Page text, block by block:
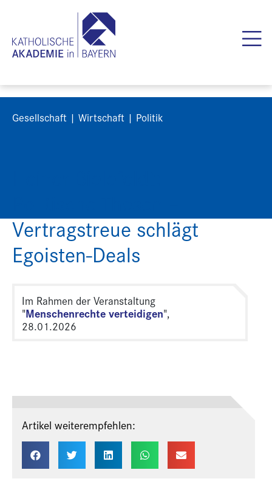
Gesellschaft | Wirtschaft | Politik
Vertragstreue schlägt
Egoisten-Deals
Im Rahmen der Veranstaltung
"Menschenrechte verteidigen",
28.01.2026
Artikel weiterempfehlen: